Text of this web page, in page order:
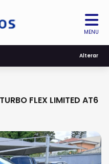
MENU
Alterar
FLEX LIMITED AT6